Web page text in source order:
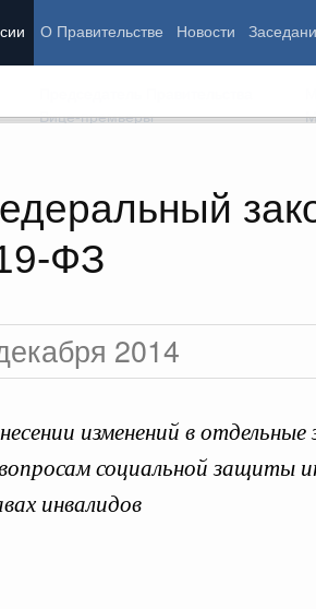
О Правительстве Новости
ФЗ
2014
изменений в
социальной защиты
инвалидов
Вице-премьеры
Общество
Государство
программы